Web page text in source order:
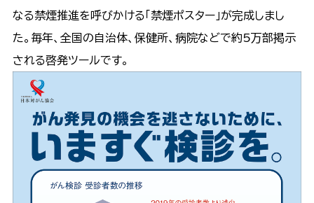
なる禁煙推進を呼びかける「禁煙ポスター」が完成しまし
た。毎年、全国の自治体、保健所、病院などで約5万部掲示
される啓発ツールです。